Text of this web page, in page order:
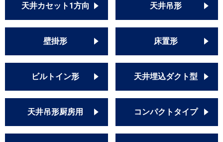
天井カセット1方向 天井吊形
壁掛形 床置形
ビルトイン形 天井埋込ダクト型
天井吊形厨房用 コンパクトタイプ